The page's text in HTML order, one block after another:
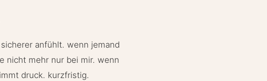
anfühlt. wenn jemand
nicht mehr nur bei mir. wenn
druck. kurzfristig.